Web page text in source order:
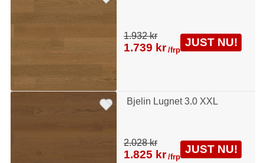
Bjelin Lugnet 3.0 XXL
1.932 kr
1.739 kr /frp
JUST NU!
2.028 kr
1.825 kr /frp
JUST NU!